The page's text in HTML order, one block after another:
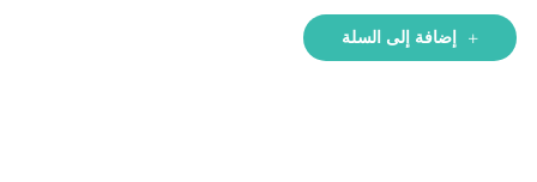
إضافة إلى السلة